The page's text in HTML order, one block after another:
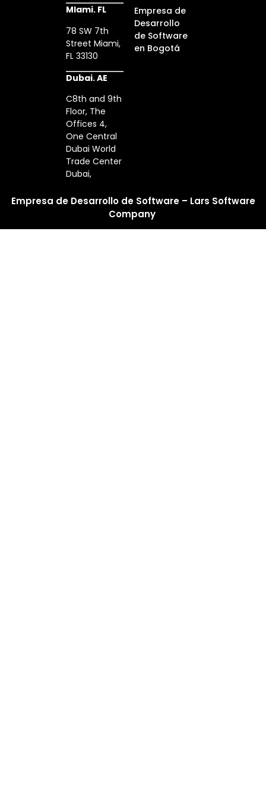
MIami. FL
78 SW 7th
Street Miami,
FL 33130
Dubai. AE
C8th and 9th
Floor, The
Offices 4,
One Central
Dubai World
Trade Center
Dubai,
Empresa de
Desarrollo
de Software
en Bogotá
Empresa de Desarrollo de Software – Lars Software
Company